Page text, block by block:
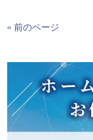
« 前のページ